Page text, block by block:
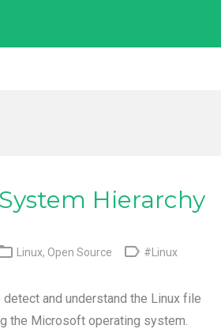
Hierarchy
Linux, Open Source  #Linux
and understand the Linux file
the Microsoft operating system.